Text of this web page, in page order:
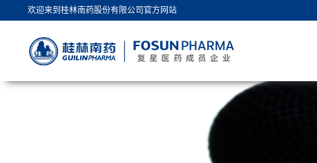
欢迎来到桂林南药股份有限公司官方网站